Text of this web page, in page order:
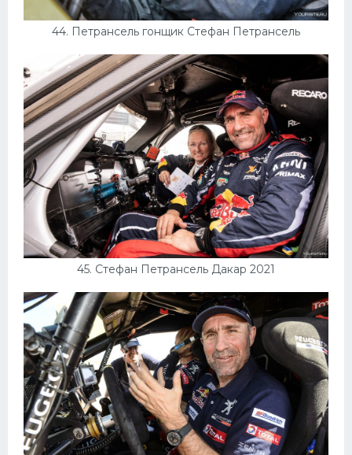
44. Петрансель гонщик Стефан Петрансель
45. Стефан Петрансель Дакар 2021